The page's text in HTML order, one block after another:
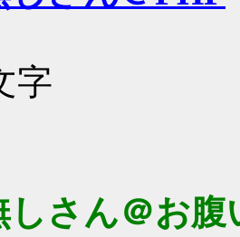
字
しさん＠お腹